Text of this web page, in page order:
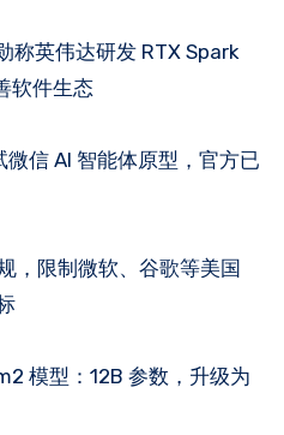
称英伟达研发 RTX Spark
软件生态
微信 AI 智能体原型，官方已
，限制微软、谷歌等美国
模型：12B 参数，升级为